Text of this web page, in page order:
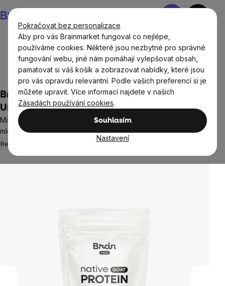
Pokračovat bez personalizace
Aby pro vás Brainmarket fungoval co nejlépe,
používáme cookies. Některé jsou nezbytné pro správné
fungování webu, jiné nám pomáhají vylepšovat obsah,
pamatovat si váš košík a zobrazovat nabídky, které jsou
pro vás opravdu relevantní. Podle vašich preferencí si je
můžete upravit. Více informací najdete v našich
Zásadách používání cookies.
Souhlasím
Nastavení
na
obsah
Nákupní
Doplňky stravy a výživa Proteiny
Syrovátkové whey
proteiny
BrainMax Native Goat Protein,
Unflavoured, 500 g
Mikrofiltrovaný nedenaturovaný protein bez příchutě z kozího
mléka, 14 dávek, doplněk stravy
Regenerace
hodnocení
7 hodnocení